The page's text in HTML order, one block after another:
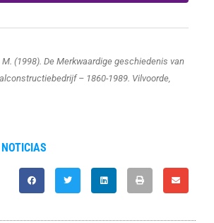
M. (1998). De Merkwaardige geschiedenis van
– 1860-1989. Vilvoorde,